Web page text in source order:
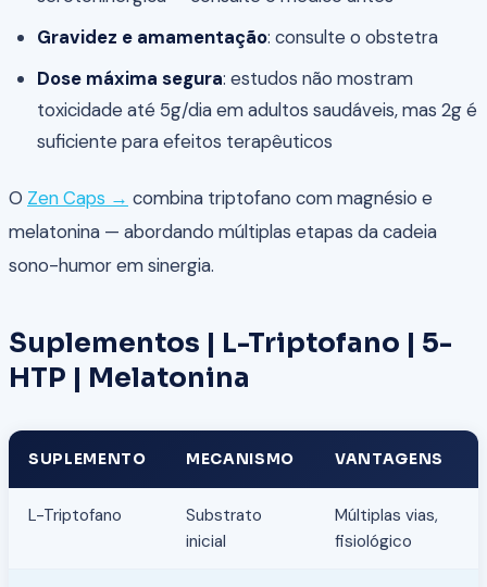
Gravidez e amamentação: consulte o obstetra
Dose máxima segura: estudos não mostram
toxicidade até 5g/dia em adultos saudáveis, mas 2g é
suficiente para efeitos terapêuticos
O Zen Caps → combina triptofano com magnésio e
melatonina — abordando múltiplas etapas da cadeia
sono-humor em sinergia.
Suplementos | L-Triptofano | 5-
HTP | Melatonina
SUPLEMENTO MECANISMO VANTAGENS
L-Triptofano
Substrato
inicial
Múltiplas vias,
fisiológico